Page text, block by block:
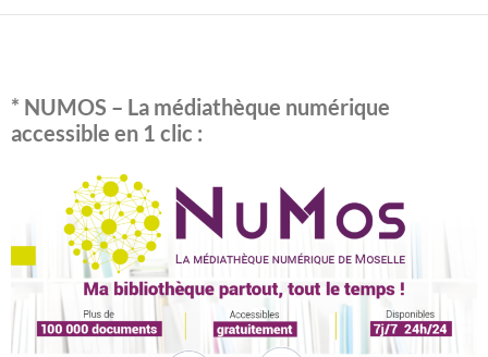
* NUMOS – La médiathèque numérique
accessible en 1 clic :